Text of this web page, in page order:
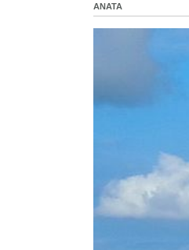
ANATA